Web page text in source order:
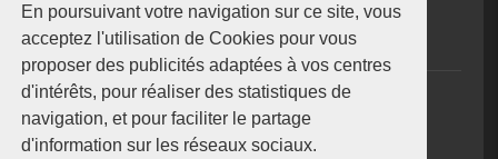
En poursuivant votre navigation sur ce site, vous
acceptez l'utilisation de Cookies pour vous
proposer des publicités adaptées à vos centres
d'intérêts, pour réaliser des statistiques de
navigation, et pour faciliter le partage
d'information sur les réseaux sociaux.
koaci@yahoo.fr
+225 07 08 85 52 93
NEWSLETTER
Restez connecté via notre newsletter